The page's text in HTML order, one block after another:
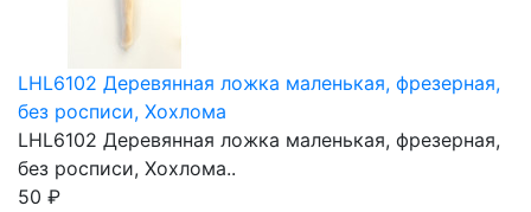
LHL6102 Деревянная ложка маленькая, фрезерная,
без росписи, Хохлома
LHL6102 Деревянная ложка маленькая, фрезерная,
без росписи, Хохлома..
50 ₽